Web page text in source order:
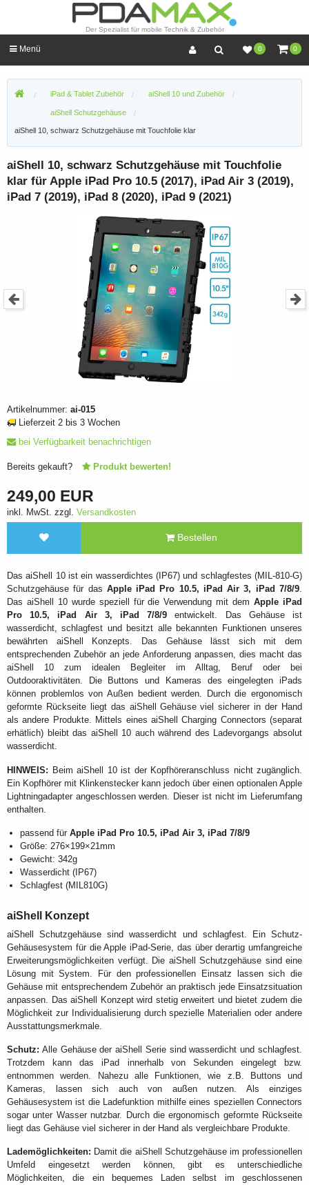
Der Spezialist für mobile Technik & Zubehör
0 0
Menü
iPad & Tablet Zubehör aiShell 10 und Zubehör
aiShell Schutzgehäuse
aiShell 10, schwarz Schutzgehäuse mit Touchfolie klar
aiShell 10, schwarz Schutzgehäuse mit Touchfolie
klar für Apple iPad Pro 10.5 (2017), iPad Air 3 (2019),
iPad 7 (2019), iPad 8 (2020), iPad 9 (2021)
Artikelnummer: ai-015
Lieferzeit 2 bis 3 Wochen
bei Verfügbarkeit benachrichtigen
Bereits gekauft? Produkt bewerten!
249,00 EUR
inkl. MwSt. zzgl. Versandkosten
Bestellen
Das aiShell 10 ist ein wasserdichtes (IP67) und schlagfestes (MIL-810-G)
Schutzgehäuse für das Apple iPad Pro 10.5, iPad Air 3, iPad 7/8/9.
Das aiShell 10 wurde speziell für die Verwendung mit demApple iPad
Pro 10.5, iPad Air 3, iPad 7/8/9 entwickelt. Das Gehäuse ist
wasserdicht, schlagfest und besitzt alle bekannten Funktionen unseres
bewährten aiShell Konzepts. Das Gehäuse lässt sich mit dem
entsprechenden Zubehör an jede Anforderung anpassen, dies macht das
aiShell 10 zum idealen Begleiter im Alltag, Beruf oder bei
Outdooraktivitäten. Die Buttons und Kameras des eingelegten iPads
können problemlos von Außen bedient werden. Durch die ergonomisch
geformte Rückseite liegt das aiShell Gehäuse viel sicherer in der Hand
als andere Produkte. Mittels eines aiShell Charging Connectors (separat
erhätlich) bleibt das aiShell 10 auch während des Ladevorgangs absolut
wasserdicht.
HINWEIS: Beim aiShell 10 ist der Kopfhöreranschluss nicht zugänglich.
Ein Kopfhörer mit Klinkenstecker kann jedoch über einen optionalen Apple
Lightningadapter angeschlossen werden. Dieser ist nicht im Lieferumfang
enthalten.
passend für Apple iPad Pro 10.5, iPad Air 3, iPad 7/8/9
Größe: 276×199×21mm
Gewicht: 342g
Wasserdicht (IP67)
Schlagfest (MIL810G)
aiShell Konzept
aiShell Schutzgehäuse sind wasserdicht und schlagfest. Ein Schutz-
Gehäusesystem für die Apple iPad-Serie, das über derartig umfangreiche
Erweiterungsmöglichkeiten verfügt. Die aiShell Schutzgehäuse sind eine
Lösung mit System. Für den professionellen Einsatz lassen sich die
Gehäuse mit entsprechendem Zubehör an praktisch jede Einsatzsituation
anpassen. Das aiShell Konzept wird stetig erweitert und bietet zudem die
Möglichkeit zur Individualisierung durch spezielle Materialien oder andere
Ausstattungsmerkmale.
Schutz: Alle Gehäuse der aiShell Serie sind wasserdicht und schlagfest.
Trotzdem kann das iPad innerhalb von Sekunden eingelegt bzw.
entnommen werden. Nahezu alle Funktionen, wie z.B. Buttons und
Kameras, lassen sich auch von außen nutzen. Als einziges
Gehäusesystem ist die Ladefunktion mithilfe eines speziellen Connectors
sogar unter Wasser nutzbar. Durch die ergonomisch geformte Rückseite
liegt das Gehäuse viel sicherer in der Hand als vergleichbare Produkte.
Lademöglichkeiten: Damit die aiShell Schutzgehäuse im professionellen
Umfeld eingesetzt werden können, gibt es unterschiedliche
Möglichkeiten, die ein bequemes Laden selbst im geschlossenen